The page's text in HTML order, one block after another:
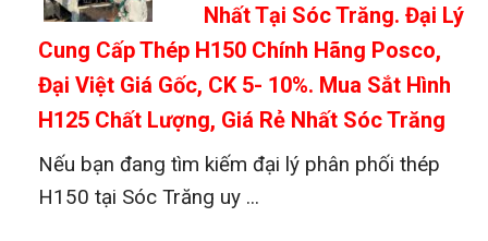
Nhất Tại Sóc Trăng. Đại Lý
Cung Cấp Thép H150 Chính Hãng Posco,
Đại Việt Giá Gốc, CK 5- 10%. Mua Sắt Hình
H125 Chất Lượng, Giá Rẻ Nhất Sóc Trăng
Nếu bạn đang tìm kiếm đại lý phân phối thép
H150 tại Sóc Trăng uy ...